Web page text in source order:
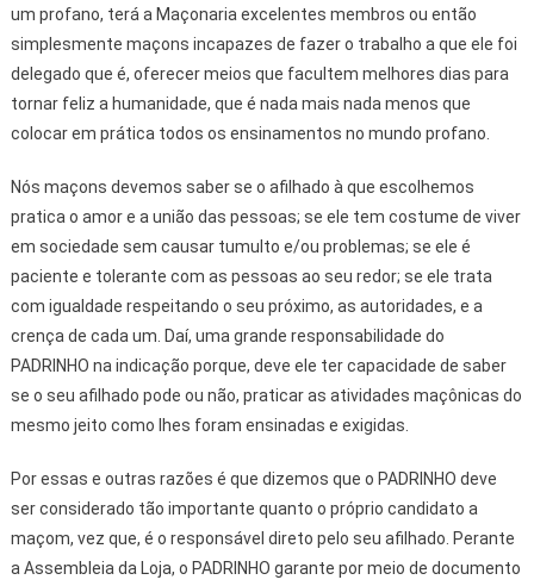
um profano, terá a Maçonaria excelentes membros ou então
simplesmente maçons incapazes de fazer o trabalho a que ele foi
delegado que é, oferecer meios que facultem melhores dias para
tornar feliz a humanidade, que é nada mais nada menos que
colocar em prática todos os ensinamentos no mundo profano.
Nós maçons devemos saber se o afilhado à que escolhemos
pratica o amor e a união das pessoas; se ele tem costume de viver
em sociedade sem causar tumulto e/ou problemas; se ele é
paciente e tolerante com as pessoas ao seu redor; se ele trata
com igualdade respeitando o seu próximo, as autoridades, e a
crença de cada um. Daí, uma grande responsabilidade do
PADRINHO na indicação porque, deve ele ter capacidade de saber
se o seu afilhado pode ou não, praticar as atividades maçônicas do
mesmo jeito como lhes foram ensinadas e exigidas.
Por essas e outras razões é que dizemos que o PADRINHO deve
ser considerado tão importante quanto o próprio candidato a
maçom, vez que, é o responsável direto pelo seu afilhado. Perante
a Assembleia da Loja, o PADRINHO garante por meio de documento